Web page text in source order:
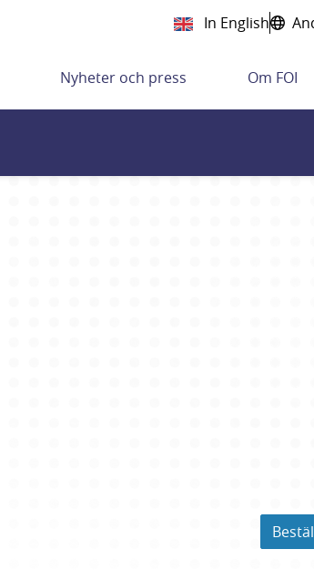
In English
Nyheter och press Om FOI